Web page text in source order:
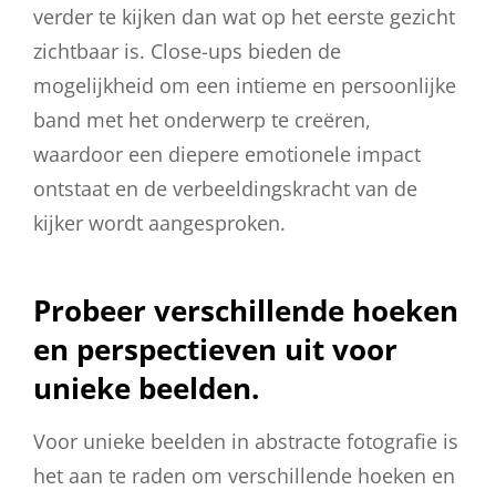
verder te kijken dan wat op het eerste gezicht
zichtbaar is. Close-ups bieden de
mogelijkheid om een intieme en persoonlijke
band met het onderwerp te creëren,
waardoor een diepere emotionele impact
ontstaat en de verbeeldingskracht van de
kijker wordt aangesproken.
Probeer verschillende hoeken
en perspectieven uit voor
unieke beelden.
Voor unieke beelden in abstracte fotografie is
het aan te raden om verschillende hoeken en